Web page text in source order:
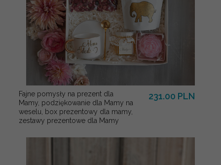
Fajne pomysły na prezent dla
Mamy, podziękowanie dla Mamy na
weselu, box prezentowy dla mamy,
zestawy prezentowe dla Mamy
231.00 PLN